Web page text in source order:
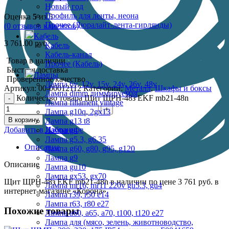
Новый год
Профиль для ленты, неона
Прочее (Дюралайт-лента-гирлянды)
Кабель
Кабель
Кабель-канал
Прочее (Кабель)
Лампы
Лампа 6v, 12v, 15v, 24v, 36v, 48v
Лампа dimm диммируемая
Лампа fillament vintage
Лампа g10q, 2gx13
Лампа g13 t8
Лампа g4
Лампа g5.3, g6.35
Лампа g60, g80, g95, g120
Лампа g9
Лампа gu10
Лампа gx53, gx70
Лампа mr16, mr11 220v gu5.3, gu4
Лампа r39, r50 е14
Лампа r63, r80 е27
Лампа а60, а65, а70, t100, t120 е27
Лампа для (мясо, зелень, животноводство,
Оценка 5из 5
(0 отзывов клиентов)
3 761.00 руб.
Товар в наличии
Быстрая доставка
Проверенное качество
Артикул:00-00012112Категории: Металл, Шкафы и боксы
Количество товара Щит ЩРН-48з EKF mb21-48n
В корзину
Добавить в Избранное
Описание
Описание
Щит ЩРН-48з EKF mb21-48n в наличии по цене 3 761 руб. в
интернет-магазине «Корона»
Похожие товары